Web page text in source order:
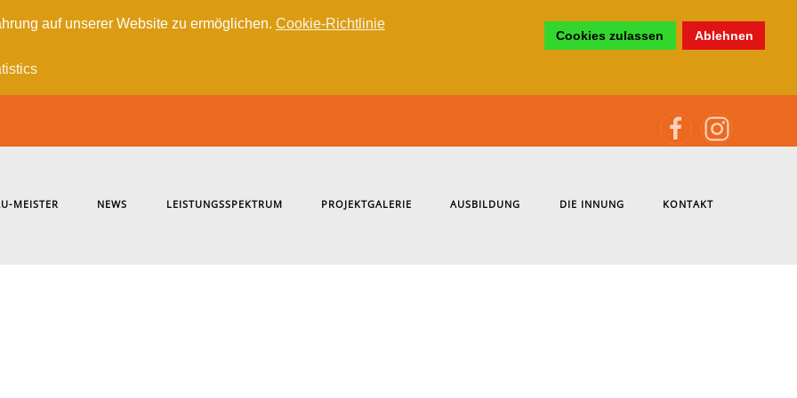
auf unserer Website zu ermöglichen. Cookie-Richtlinie
Cookies zulassen Ablehnen
MEISTER NEWS LEISTUNGSSPEKTRUM PROJEKTGALERIE AUSBILDUNG DIE INNUNG KONTAKT